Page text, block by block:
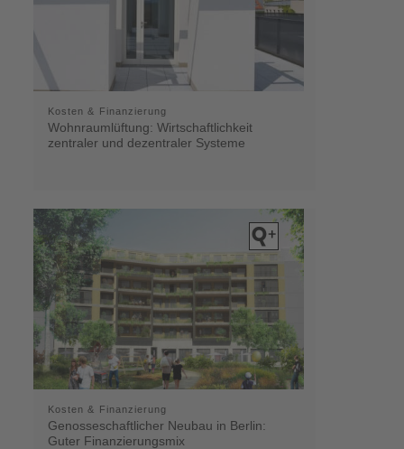
Kosten & Finanzierung
Wohnraumlüftung: Wirtschaftlichkeit
zentraler und dezentraler Systeme
Kosten & Finanzierung
Genosseschaftlicher Neubau in Berlin:
Guter Finanzierungsmix